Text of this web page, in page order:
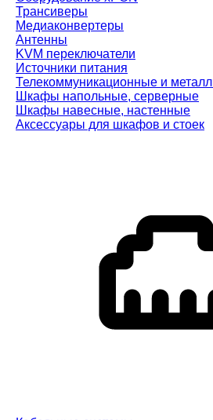
Трансиверы
Медиаконвертеры
Антенны
KVM переключатели
Источники питания
Телекоммуникационные и
Шкафы напольные, серверные
Шкафы навесные, настенные
Аксессуары для шкафов и стоек